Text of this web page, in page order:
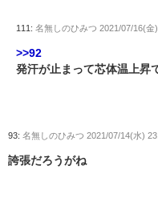
111: 名無しのひみつ 2021/07/16(金
>>92
発汗が止まって芯体温上昇
93: 名無しのひみつ 2021/07/14(水)
誇張だろうがね